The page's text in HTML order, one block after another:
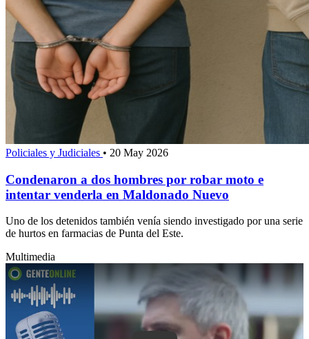
Policiales y Judiciales • 20 May 2026
Condenaron a dos hombres por robar moto e
intentar venderla en Maldonado Nuevo
Uno de los detenidos también venía siendo investigado por una serie
de hurtos en farmacias de Punta del Este.
Multimedia